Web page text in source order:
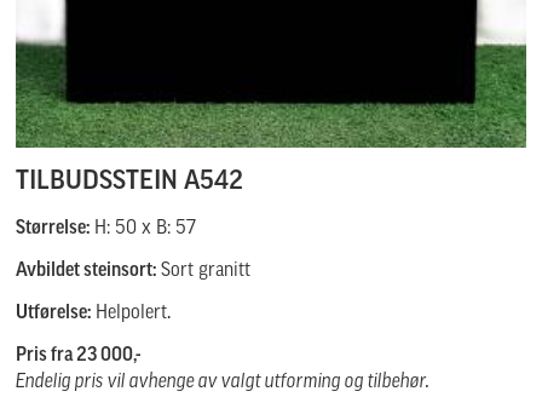
TILBUDSSTEIN A542
Størrelse: H: 50 x B: 57
Avbildet steinsort: Sort granitt
Utførelse: Helpolert.
Pris fra 23 000,-
Endelig pris vil avhenge av valgt utforming og tilbehør.